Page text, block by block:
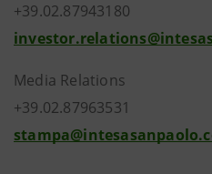
+39.02.87943180
Media Relations
+39.02.87963531